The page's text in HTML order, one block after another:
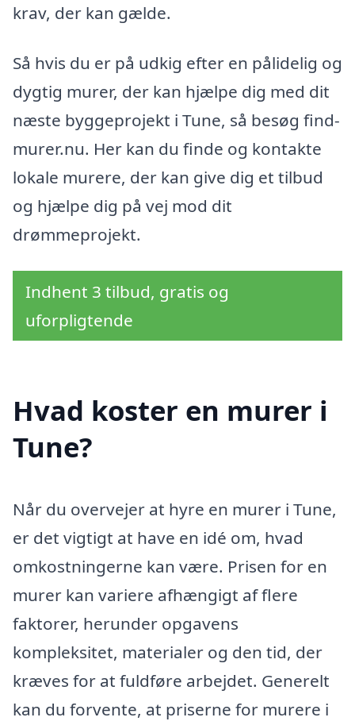
krav, der kan gælde.
Så hvis du er på udkig efter en pålidelig og
dygtig murer, der kan hjælpe dig med dit
næste byggeprojekt i Tune, så besøg find-
murer.nu. Her kan du finde og kontakte
lokale murere, der kan give dig et tilbud
og hjælpe dig på vej mod dit
drømmeprojekt.
Indhent 3 tilbud, gratis og
uforpligtende
Hvad koster en murer i
Tune?
Når du overvejer at hyre en murer i Tune,
er det vigtigt at have en idé om, hvad
omkostningerne kan være. Prisen for en
murer kan variere afhængigt af flere
faktorer, herunder opgavens
kompleksitet, materialer og den tid, der
kræves for at fuldføre arbejdet. Generelt
kan du forvente, at priserne for murere i